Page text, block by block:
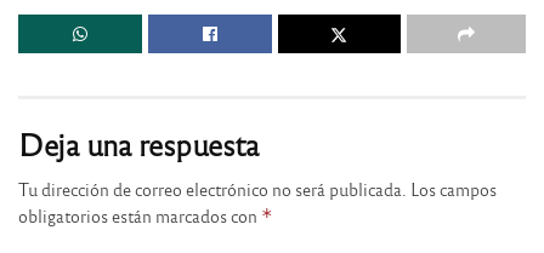
Deja una respuesta
Tu dirección de correo electrónico no será publicada. Los campos
obligatorios están marcados con *